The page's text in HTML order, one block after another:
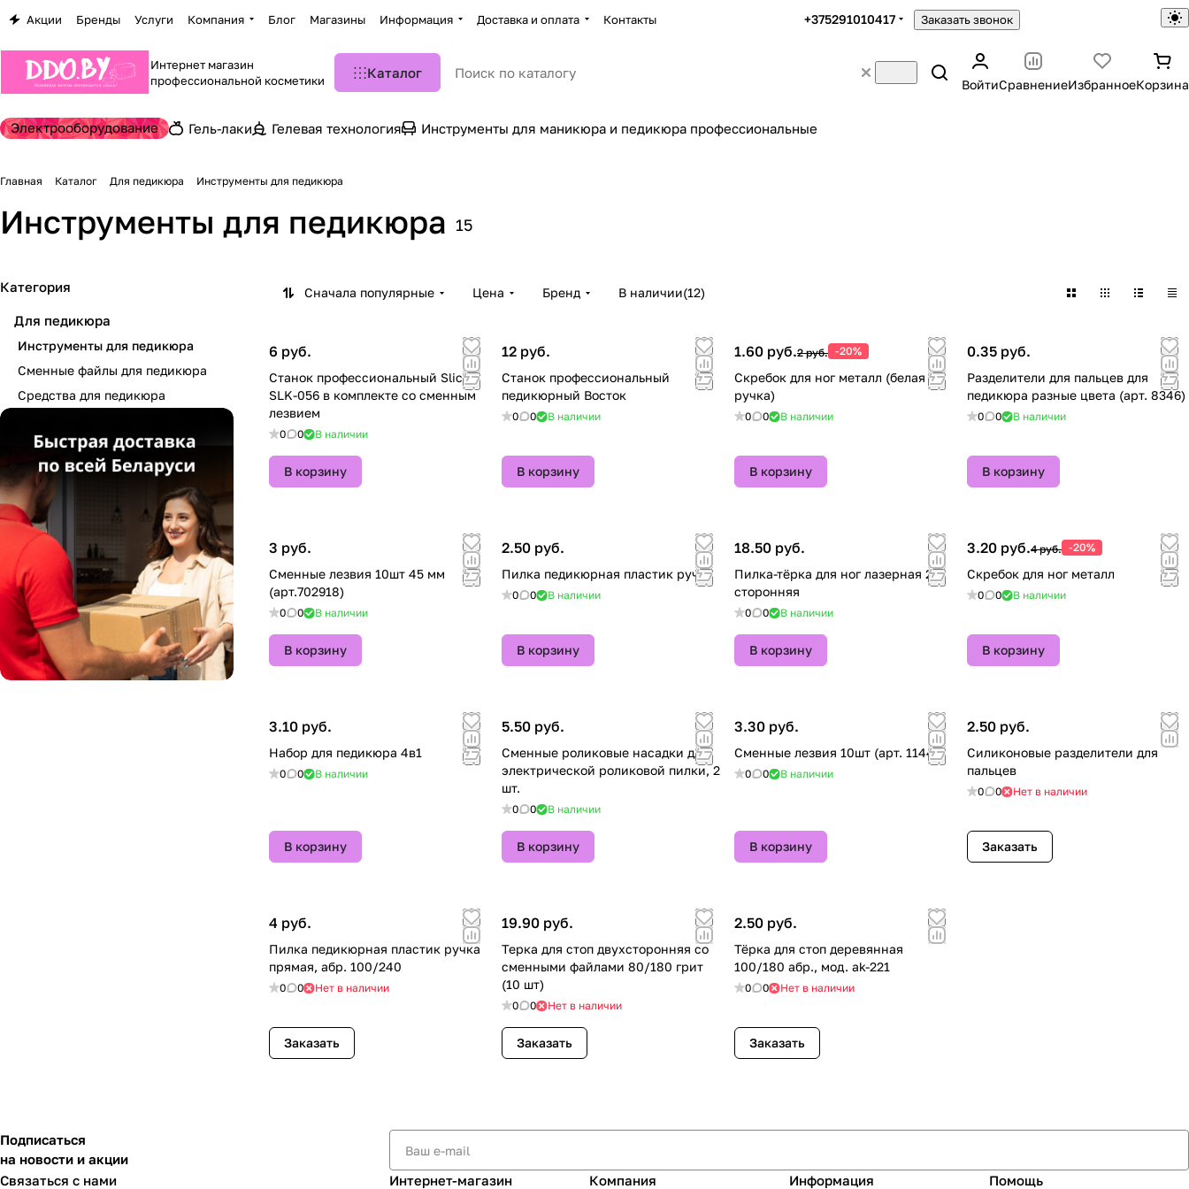
Акции Бренды Услуги Компания Блог Магазины Информация Доставка и оплата Контакты +375291010417 Заказать звонок
Интернет магазин
профессиональной косметики
Каталог
ВойтиСравнениеИзбранноеКорзина
Электрооборудование Гель-лаки Гелевая технология Инструменты для маникюра и педикюра профессиональные
Главная Каталог Для педикюра Инструменты для педикюра
Инструменты для педикюра 15
Сначала популярные Цена Бренд В наличии(12)
6 руб.
Станок профессиональный Slicke
SLK-056 в комплекте со сменным
лезвием
0 0 В наличии
В корзину
12 руб.
Станок профессиональный
педикюрный Восток
0 0 В наличии
В корзину
1.60 руб.2 руб. -20%
Скребок для ног металл (белая
ручка)
0 0 В наличии
В корзину
0.35 руб.
Разделители для пальцев для
педикюра разные цвета (арт. 8346)
0 0 В наличии
В корзину
3 руб.
Сменные лезвия 10шт 45 мм
(арт.702918)
0 0 В наличии
В корзину
2.50 руб.
Пилка педикюрная пластик ручка
0 0 В наличии
В корзину
18.50 руб.
Пилка-тёрка для ног лазерная 2-х
сторонняя
0 0 В наличии
В корзину
3.20 руб.4 руб. -20%
Скребок для ног металл
0 0 В наличии
В корзину
3.10 руб.
Набор для педикюра 4в1
0 0 В наличии
В корзину
5.50 руб.
Сменные роликовые насадки для
электрической роликовой пилки, 2
шт.
0 0 В наличии
В корзину
3.30 руб.
Сменные лезвия 10шт (арт. 11441)
0 0 В наличии
В корзину
2.50 руб.
Силиконовые разделители для
пальцев
0 0 Нет в наличии
Заказать
4 руб.
Пилка педикюрная пластик ручка
прямая, абр. 100/240
0 0 Нет в наличии
Заказать
19.90 руб.
Терка для стоп двухсторонняя со
сменными файлами 80/180 грит
(10 шт)
0 0 Нет в наличии
Заказать
2.50 руб.
Тёрка для стоп деревянная
100/180 абр., мод. ak-221
0 0 Нет в наличии
Заказать
Категория
Для педикюра
Инструменты для педикюра
Сменные файлы для педикюра
Средства для педикюра
Подписаться
на новости и акции
Связаться с нами
Интернет-магазин Компания Информация Помощь